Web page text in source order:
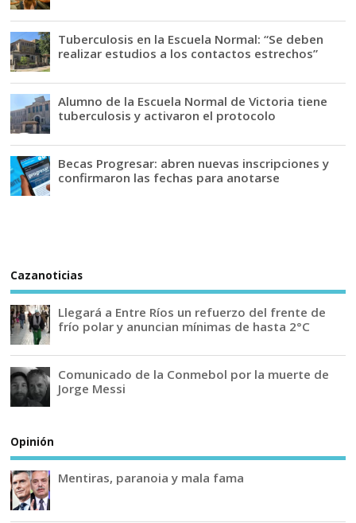
Tuberculosis en la Escuela Normal: “Se deben
realizar estudios a los contactos estrechos”
Alumno de la Escuela Normal de Victoria tiene
tuberculosis y activaron el protocolo
Becas Progresar: abren nuevas inscripciones y
confirmaron las fechas para anotarse
Cazanoticias
Llegará a Entre Ríos un refuerzo del frente de
frío polar y anuncian mínimas de hasta 2°C
Comunicado de la Conmebol por la muerte de
Jorge Messi
Opinión
Mentiras, paranoia y mala fama